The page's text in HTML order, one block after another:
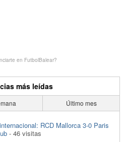
en FutbolBalear?
más leídas
Último mes
RCD Mallorca 3-0 Paris
- 46 visitas